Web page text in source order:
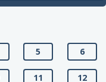
5 6
11 12